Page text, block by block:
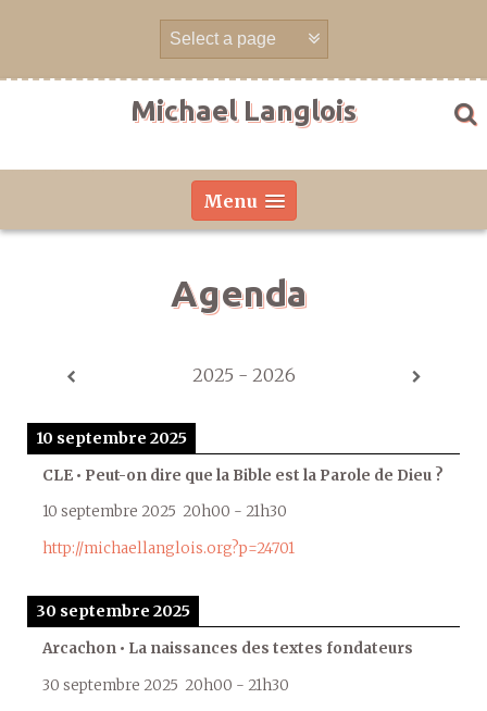
Michael Langlois
Menu
Agenda
2025 - 2026
10 septembre 2025
CLE • Peut-on dire que la Bible est la Parole de Dieu ?
10 septembre 2025 20h00 - 21h30
http://michaellanglois.org?p=24701
30 septembre 2025
Arcachon • La naissances des textes fondateurs
30 septembre 2025 20h00 - 21h30